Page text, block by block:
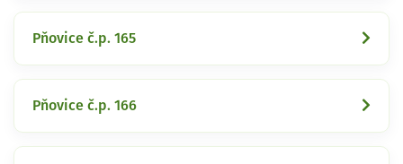
Pňovice č.p. 165
Pňovice č.p. 166